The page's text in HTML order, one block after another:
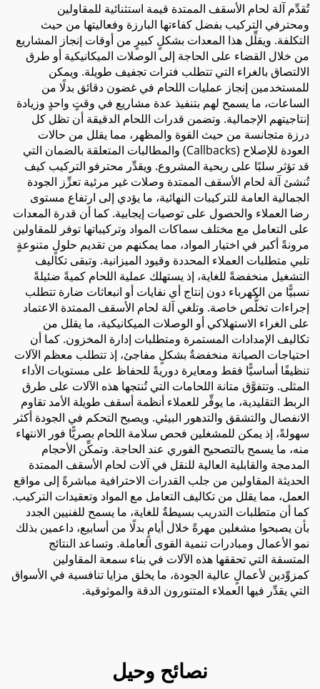
تُقدِّم آلة لحام الأسقف الممتدة قيمة استثنائية للمقاولين
ومحترفي التركيب بفضل كفاءتها البارزة وفعاليتها من حيث
التكلفة. ويقلِّل هذا المعدات بشكلٍ كبيرٍ من أوقات إنجاز المشاريع
من خلال القضاء على الحاجة إلى الوصلات الميكانيكية أو طرق
الالتصاق بالغراء التي تتطلب فترات تجفيف طويلة. ويمكن
للمستخدمين إنجاز عمليات اللحام في غضون دقائق بدلًا من
الساعات، ما يسمح لهم بتنفيذ عدة مشاريع في وقتٍ واحدٍ وزيادة
إنتاجيتهم الإجمالية. وتضمن قدرات اللحام الدقيقة أن تظل كل
درزة متجانسة من حيث القوة والمظهر، مما يقلل من حالات
العودة للإصلاح (Callbacks) والمطالبات المتعلقة بالضمان التي
قد تؤثر سلبًا على ربحية المشروع. ويقدِّر محترفو التركيب كيف
تُنشئ آلة لحام الأسقف الممتدة وصلات غير مرئية تعزِّز الجودة
الجمالية العامة للتركيبات النهائية، ما يؤدي إلى ارتفاع مستوى
رضا العملاء والحصول على توصيات إيجابية. كما أن قدرة المعدات
على التعامل مع مختلف سماكات المواد وتركيباتها توفر للمقاولين
مرونةً أكبر في اختيار المواد، مما يمكنهم من تقديم حلولٍ متنوعةٍ
تلبي متطلبات العملاء المحددة وقيود الميزانية. وتبقى تكاليف
التشغيل منخفضةً للغاية، إذ يستهلك عملية اللحام كميةً ضئيلةً
نسبيًّا من الكهرباء دون إنتاج أي نفايات أو انبعاثات ضارة تتطلب
إجراءات تخلُّص خاصة. وتلغي آلة لحام الأسقف الممتدة الاعتماد
على الغراء الاستهلاكي أو الوصلات الميكانيكية، ما يقلل من
تكاليف الإمدادات المستمرة ومتطلبات إدارة المخزون. كما أن
احتياجات الصيانة منخفضةٌ بشكلٍ مفاجئ، إذ تتطلب معظم الآلات
تنظيفًا أساسيًّا فقط ومعايرة دوريةً للحفاظ على مستويات الأداء
المثلى. وتتفوَّق متانة اللحامات التي تُنتجها هذه الآلات على طرق
الربط التقليدية، ما يوفِّر للعملاء أنظمة أسقف طويلة الأمد تقاوم
الانفصال والتشقق والتدهور البيئي. ويصبح التحكم في الجودة أكثر
سهولةً، إذ يمكن للمشغلين فحص سلامة اللحام بصريًّا فور الانتهاء
منه، ما يسمح بالتصحيح الفوري عند الحاجة. وتمكِّن الأحجام
المدمجة والقابلية العالية للنقل في آلات لحام الأسقف الممتدة
الحديثة المقاولين من جلب القدرات الاحترافية مباشرةً إلى مواقع
العمل، مما يقلل من تكاليف التعامل مع المواد وتعقيدات التركيب.
كما أن متطلبات التدريب بسيطةٌ للغاية، ما يسمح للفنيين الجدد
بأن يصبحوا مشغلين مهرةً خلال أيامٍ بدلًا من أسابيع، داعمين بذلك
نمو الأعمال ومبادرات تنمية القوى العاملة. وتساعد النتائج
المتسقة التي تحققها هذه الآلات في بناء سمعة المقاولين
كمزوِّدين لأعمالٍ عالية الجودة، ما يخلق مزايا تنافسية في الأسواق
التي يقدِّر فيها العملاء المتنورون الدقة والموثوقية.
نصائح وحيل